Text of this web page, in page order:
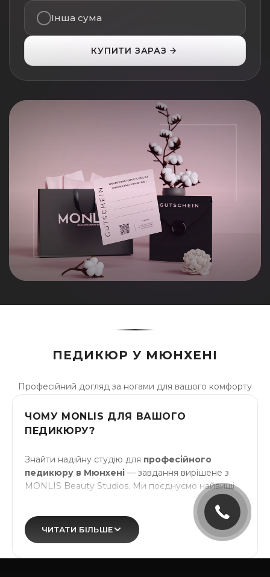
Інша сума
КУПИТИ ЗАРАЗ
ПЕДИКЮР У МЮНХЕНІ
Професійний догляд за ногами для вашого комфорту
ЧОМУ MONLIS ДЛЯ ВАШОГО
ПЕДИКЮРУ?
Знайти надійну студію для професійного
педикюру в Мюнхені — завдання вирішене з
MONLIS Beauty Studios. Ми поєднуємо найвищі
стандарти якості з затишною атмосферою, де ви
Наші три студії — біля
Гетеплац Вестпарку
та
на
— розташовані в центрі
ЧИТАТИ БІЛЬШЕ